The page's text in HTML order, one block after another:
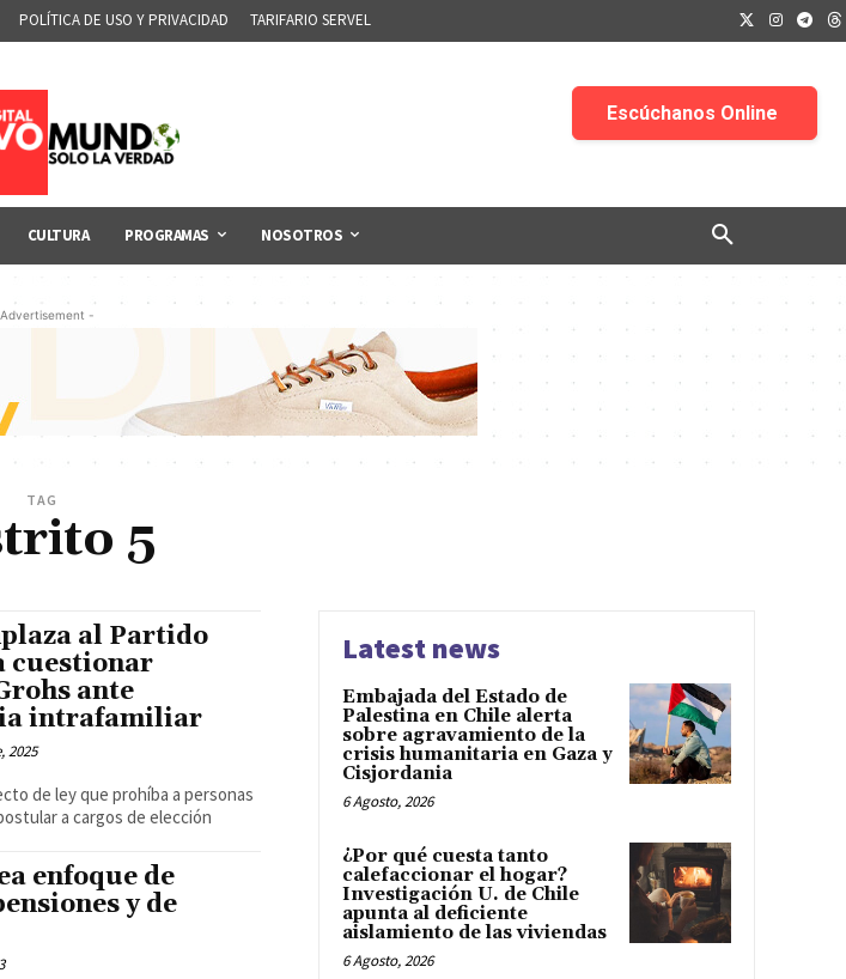
POLÍTICA DE USO Y PRIVACIDAD TARIFARIO SERVEL
CULTURA PROGRAMAS NOSOTROS
-
TAG
5
al Partido
cuestionar
ante
intrafamiliar
2025
de ley que prohíba a personas
a cargos de elección
enfoque de
y de
Latest news
Embajada del Estado de
Palestina en Chile alerta
sobre agravamiento de la
crisis humanitaria en Gaza y
Cisjordania
6 Agosto, 2026
¿Por qué cuesta tanto
calefaccionar el hogar?
Investigación U. de Chile
apunta al deficiente
aislamiento de las viviendas
6 Agosto, 2026